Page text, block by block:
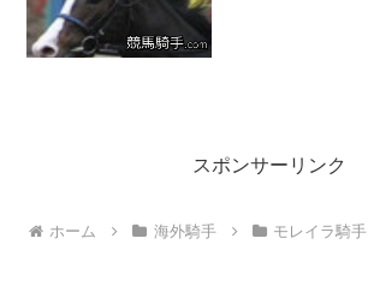
スポンサーリンク
ホーム 海外騎手 モレイラ騎手